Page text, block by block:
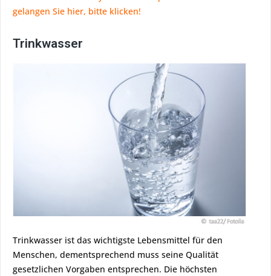
gelangen Sie hier, bitte klicken!
Trinkwasser
Trinkwasser ist das wichtigste Lebensmittel für den
Menschen, dementsprechend muss seine Qualität
gesetzlichen Vorgaben entsprechen. Die höchsten